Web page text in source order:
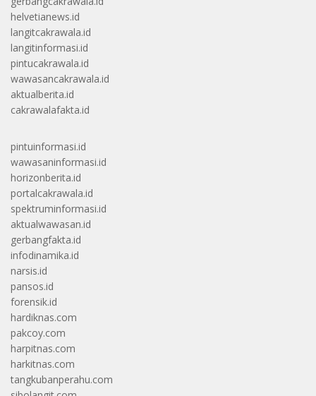
helvetianews.id
langitcakrawala.id
langitinformasi.id
pintucakrawala.id
wawasancakrawala.id
aktualberita.id
cakrawalafakta.id
pintuinformasi.id
wawasaninformasi.id
horizonberita.id
portalcakrawala.id
spektruminformasi.id
aktualwawasan.id
gerbangfakta.id
infodinamika.id
narsis.id
pansos.id
forensik.id
hardiknas.com
pakcoy.com
harpitnas.com
harkitnas.com
tangkubanperahu.com